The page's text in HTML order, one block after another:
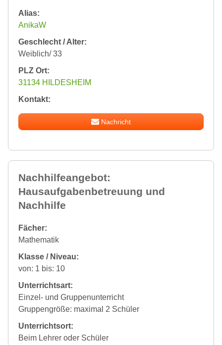
Alias:
AnikaW
Geschlecht / Alter:
Weiblich/ 33
PLZ Ort:
31134 HILDESHEIM
Kontakt:
Nachricht
Nachhilfeangebot:
Hausaufgabenbetreuung und
Nachhilfe
Fächer:
Mathematik
Klasse / Niveau:
von: 1 bis: 10
Unterrichtsart:
Einzel- und Gruppenunterricht
Gruppengröße: maximal 2 Schüler
Unterrichtsort:
Beim Lehrer oder Schüler